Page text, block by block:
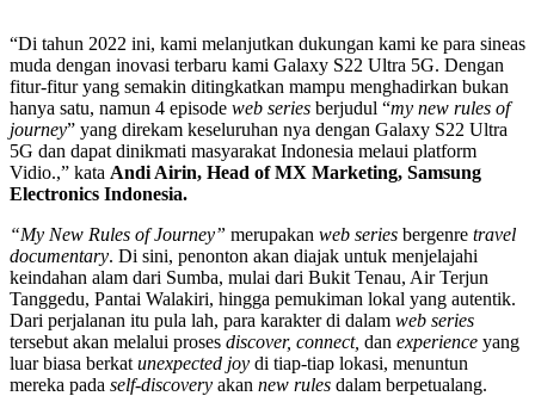
“Di tahun 2022 ini, kami melanjutkan dukungan kami ke para sineas
muda dengan inovasi terbaru kami Galaxy S22 Ultra 5G. Dengan
fitur-fitur yang semakin ditingkatkan mampu menghadirkan bukan
hanya satu, namun 4 episode web series berjudul “my new rules of
journey” yang direkam keseluruhan nya dengan Galaxy S22 Ultra
5G dan dapat dinikmati masyarakat Indonesia melaui platform
Vidio.,” kata Andi Airin, Head of MX Marketing, Samsung
Electronics Indonesia.
“My New Rules of Journey” merupakan web series bergenre travel
documentary. Di sini, penonton akan diajak untuk menjelajahi
keindahan alam dari Sumba, mulai dari Bukit Tenau, Air Terjun
Tanggedu, Pantai Walakiri, hingga pemukiman lokal yang autentik.
Dari perjalanan itu pula lah, para karakter di dalam web series
tersebut akan melalui proses discover, connect, dan experience yang
luar biasa berkat unexpected joy di tiap-tiap lokasi, menuntun
mereka pada self-discovery akan new rules dalam berpetualang.